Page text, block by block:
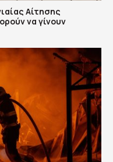
Αίτησης
να γίνουν